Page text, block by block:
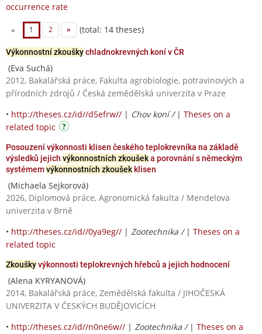
occurrence rate
« 1 2 » (total: 14 theses)
Výkonnostní zkouškychladnokrevných koní v ČR
(Eva Suchá)
2012, Bakalářská práce, Fakulta agrobiologie, potravinových a
přírodních zdrojů / Česká zemědělská univerzita v Praze
• http://theses.cz/id//d5efrw// | Chov koní / | Theses on a
related topic
Posouzení výkonnosti klisen českého teplokrevníka na základě
výsledků jejich výkonnostních zkoušeka porovnání s německým
systémemvýkonnostních zkoušek klisen
(Michaela Sejkorová)
2026, Diplomová práce, Agronomická fakulta / Mendelova
univerzita v Brně
• http://theses.cz/id//0ya9eg// | Zootechnika / | Theses on a
related topic
Zkouškyvýkonnosti teplokrevných hřebců a jejich hodnocení
(Alena KYRYANOVÁ)
2014, Bakalářská práce, Zemědělská fakulta / JIHOČESKÁ
UNIVERZITA V ČESKÝCH BUDĚJOVICÍCH
• http://theses.cz/id//n0ne6w// | Zootechnika / | Theses on a